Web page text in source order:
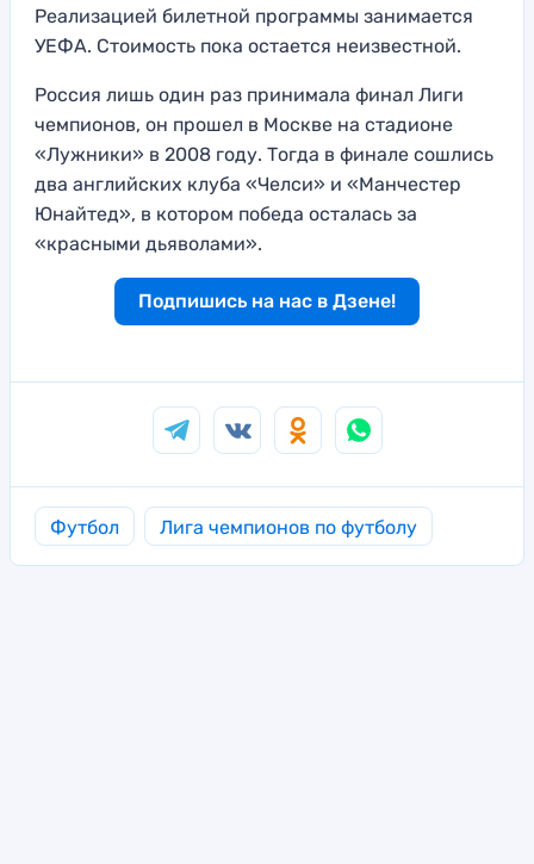
Реализацией билетной программы занимается
УЕФА. Стоимость пока остается неизвестной.
Россия лишь один раз принимала финал Лиги
чемпионов, он прошел в Москве на стадионе
«Лужники» в 2008 году. Тогда в финале сошлись
два английских клуба «Челси» и «Манчестер
Юнайтед», в котором победа осталась за
«красными дьяволами».
Подпишись на нас в Дзене!
Футбол Лига чемпионов по футболу